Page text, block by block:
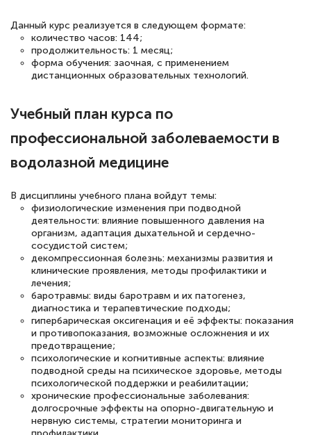
18 марта 2026
Выражаю благодарность за курс
повышения квалификации "Эксперт ЕГЭ по
полезных материалов помогли
подготовиться к тестированию. Это
книги, методические рекомендации,
достаточно. Курс помогает пройти
аттестацию в школе. Спасибо!
Евгения Коротких
Знаток города 2 уровня
12 марта 2026
Спасибо большое Академии! Грамотное,
вежливое сопровождение! Всё чётко и
понятно! Проходила повышение
квалификации. Ещё раз - СПАСИБО!
Данный курс реализуется в следующем формате:
количество часов: 144;
продолжительность: 1 месяц;
форма обучения: заочная, с применением
дистанционных образовательных технологий.
Учебный план курса по
профессиональной заболеваемости в
водолазной медицине
В дисциплины учебного плана войдут темы:
физиологические изменения при подводной
деятельности: влияние повышенного давления на
организм, адаптация дыхательной и сердечно-
сосудистой систем;
декомпрессионная болезнь: механизмы развития и
клинические проявления, методы профилактики и
лечения;
баротравмы: виды баротравм и их патогенез,
диагностика и терапевтические подходы;
гипербарическая оксигенация и её эффекты: показания
и противопоказания, возможные осложнения и их
предотвращение;
психологические и когнитивные аспекты: влияние
подводной среды на психическое здоровье, методы
психологической поддержки и реабилитации;
хронические профессиональные заболевания:
долгосрочные эффекты на опорно-двигательную и
нервную системы, стратегии мониторинга и